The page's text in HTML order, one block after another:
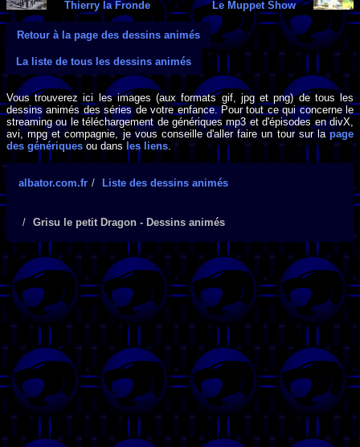
Thierry la Fronde
Le Muppet Show
Retour à la page des dessins animés
La liste de tous les dessins animés
Vous trouverez ici les images (aux formats gif, jpg et png) de tous les
dessins animés des séries de votre enfance. Pour tout ce qui concerne le
streaming ou le téléchargement de génériques mp3 et d'épisodes en divX,
avi, mpg et compagnie, je vous conseille d'aller faire un tour sur lapage
des génériques ou dans les liens.
albator.com.fr Liste des dessins animés
Grisu le petit Dragon - Dessins animés